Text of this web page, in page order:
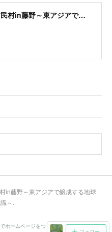
東アジア地球市民村in藤野～東アジアで醸成する地球市民意識～
in藤野～東アジアで醸成する地球
～.
ホームページをつくろう